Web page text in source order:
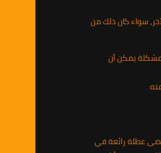
سواء كان ذلك من
مما يعني أن المشكلة يمكن أن
قضى عطلة رائعة في